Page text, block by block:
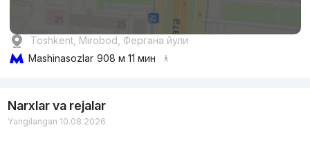
Toshkent, Mirobod, Фергана йули
Mashinasozlar 908 м 11 мин
Narxlar va rejalar
Yangilangan 10.08.2026